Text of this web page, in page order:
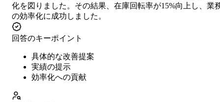
化を図りました。その結果、在庫回転率が15%向上し、業
の効率化に成功しました。
回答のキーポイント
具体的な改善提案
実績の提示
効率化への貢献